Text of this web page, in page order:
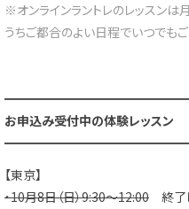
※オンラインラントレのレッスン
うちご都合のよい日程でいつでも
お申込み受付中の体験レッスン
【東京】
・10月8日（日）9:30～12:00 終了